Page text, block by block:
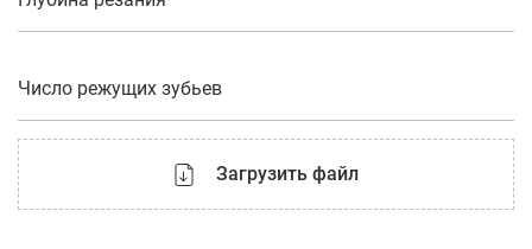
Число режущих зубьев
Загрузить файл